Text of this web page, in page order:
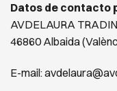
Datos de contacto
AVDELAURA
46860 Albaida
E-mail: